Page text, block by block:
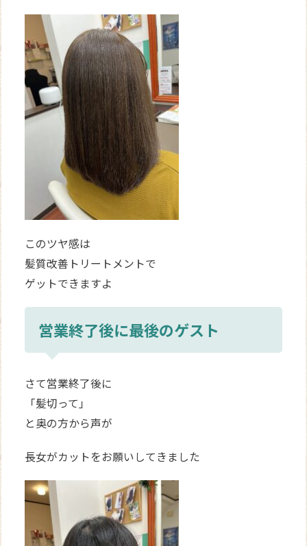
このツヤ感は
髪質改善トリートメントで
ゲットできますよ
営業終了後に最後のゲスト
さて営業終了後に
「髪切って」
と奥の方から声が
長女がカットをお願いしてきました